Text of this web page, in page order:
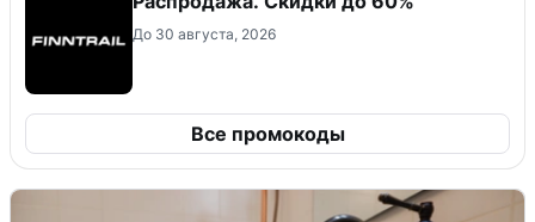
До 30 августа, 2026
Все промокоды